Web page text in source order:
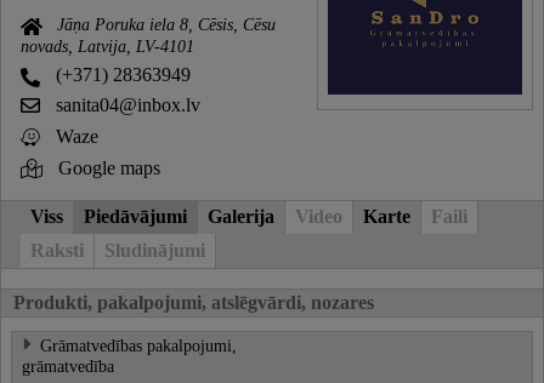
Jāņa Poruka iela 8, Cēsis, Cēsu
novads, Latvija, LV-4101
(+371) 28363949
sanita04@inbox.lv
Waze
Google maps
Viss Piedāvājumi Galerija Video Karte
Faili
Raksti
Sludinājumi
Produkti, pakalpojumi, atslēgvārdi, nozares
Grāmatvedības pakalpojumi,
grāmatvedība